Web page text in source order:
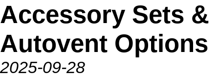
Accessory Sets &
Autovent Options
2025-09-28